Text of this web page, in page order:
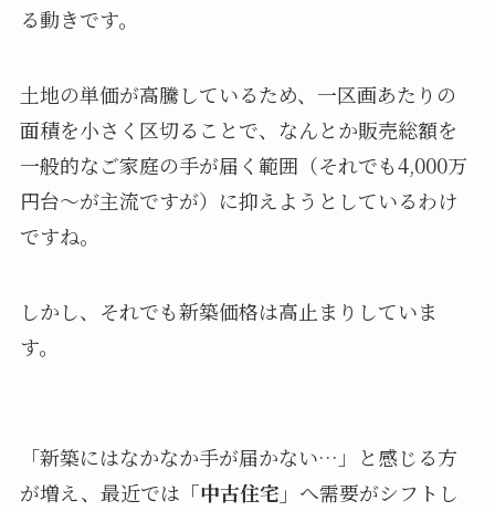
る動きです。
土地の単価が高騰しているため、一区画あたりの
面積を小さく区切ることで、なんとか販売総額を
一般的なご家庭の手が届く範囲（それでも4,000万
円台〜が主流ですが）に抑えようとしているわけ
ですね。
しかし、それでも新築価格は高止まりしていま
す。
「新築にはなかなか手が届かない…」と感じる方
が増え、最近では 「中古住宅」 へ需要がシフトし